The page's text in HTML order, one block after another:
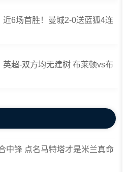
6场首胜！曼城2-0送蓝狐4连
超-双方均无建树 布莱顿vs布
中锋 点名马特塔才是米兰真命